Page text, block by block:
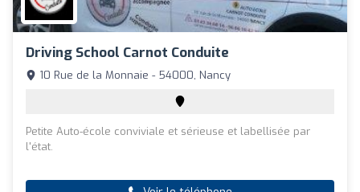
Driving School Carnot Conduite
10 Rue de la Monnaie - 54000, Nancy
Petite Auto-école conviviale et sérieuse et labellisée par
l'état.